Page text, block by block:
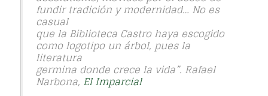
fundir tradición y modernidad… No es
casual
que la Biblioteca Castro haya escogido
como logotipo un árbol, pues la
literatura
germina donde crece la vida”. Rafael
Narbona, El Imparcial